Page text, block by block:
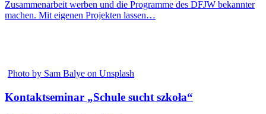
Zusammenarbeit werben und die Programme des DFJW bekannter
machen. Mit eigenen Projekten lassen…
Photo by Sam Balye on Unsplash
Kontaktseminar „Schule sucht szkoła“